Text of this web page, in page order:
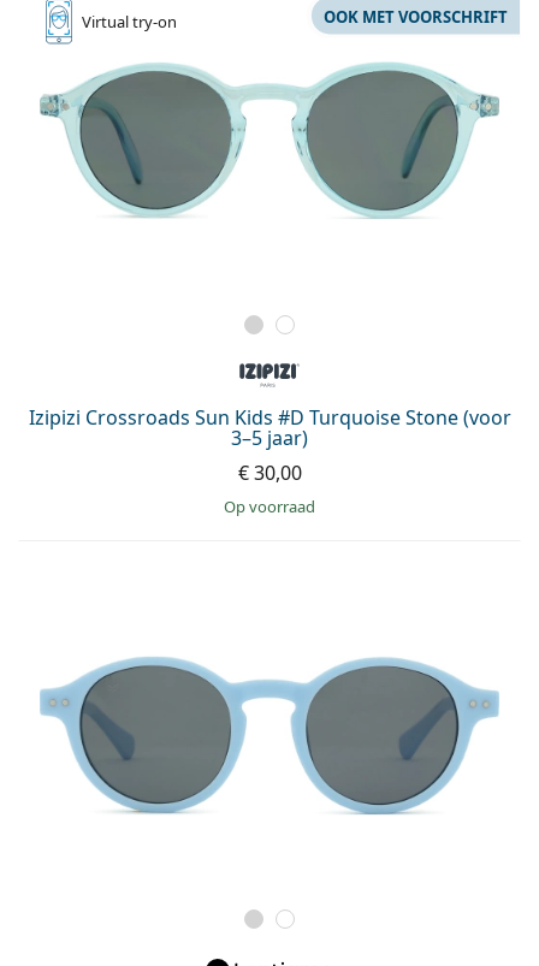
Virtualtry-on
Izipizi Crossroads Sun Kids #D Turquoise Stone (voor
3–5 jaar)
OOK MET VOORSCHRIFT
€ 30,00
op voorraad